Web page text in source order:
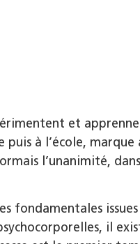
et
puis à l’école,
l’unanimité,
fondamentales
il